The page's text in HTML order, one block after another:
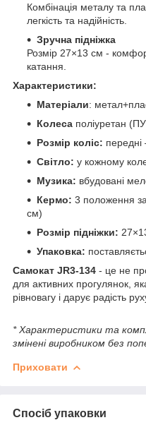
Комбінація металу та
легкість та надійність.
Зручна підніжка
Розмір 27×13 см -
катання.
Характеристики:
Матеріали:
Колеса поліуретан
Розмір коліс:
Світло: у кожному
Музика: вбудовані
Кермо: 3 положення
см)
Розмір підніжки:
Упаковка:
Самокат JR3-134 - це не
для активних прогулянок,
рівновагу і дарує радість
* Характеристики та
змінені виробником без
Приховати
Спосіб упаковки